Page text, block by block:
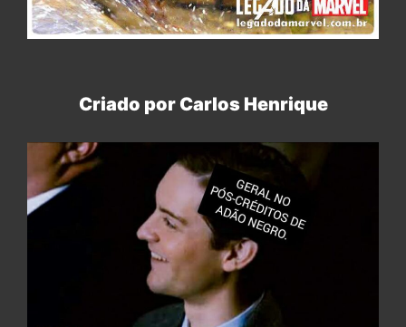
Criado por Carlos Henrique